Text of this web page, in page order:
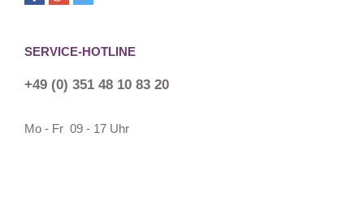
SERVICE-HOTLINE
+49 (0) 351 48 10 83 20
Mo - Fr 09 - 17 Uhr